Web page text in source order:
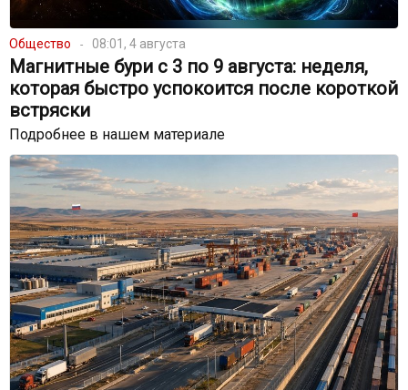
Общество 08:01, 4 августа
Магнитные бури с 3 по 9 августа: неделя,
которая быстро успокоится после короткой
встряски
Подробнее в нашем материале